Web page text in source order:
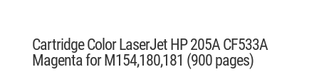
Cartridge Color LaserJet HP 205A CF533A
Magenta for M154,180,181 (900 pages)